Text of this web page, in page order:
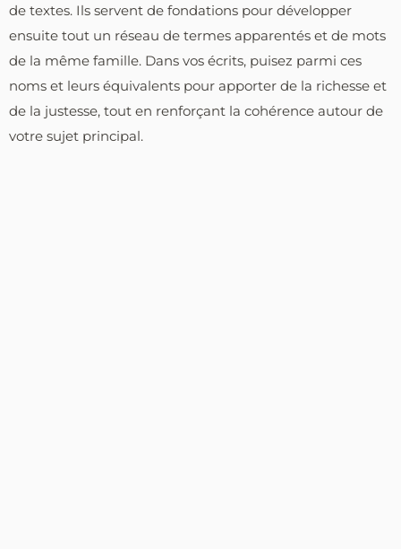
de textes. Ils servent de fondations pour développer
ensuite tout un réseau de termes apparentés et de mots
de la même famille. Dans vos écrits, puisez parmi ces
noms et leurs équivalents pour apporter de la richesse et
de la justesse, tout en renforçant la cohérence autour de
votre sujet principal.